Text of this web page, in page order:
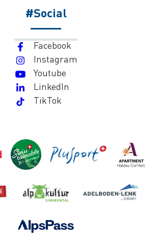
#Social
Facebook
Instagram
Youtube
LinkedIn
TikTok